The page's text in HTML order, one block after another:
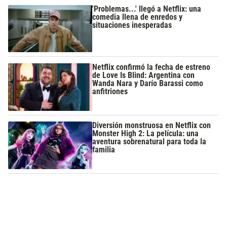
'Problemas...' llegó a Netflix: una
comedia llena de enredos y
situaciones inesperadas
Netflix confirmó la fecha de estreno
de Love Is Blind: Argentina con
Wanda Nara y Darío Barassi como
anfitriones
Diversión monstruosa en Netflix con
Monster High 2: La película: una
aventura sobrenatural para toda la
familia